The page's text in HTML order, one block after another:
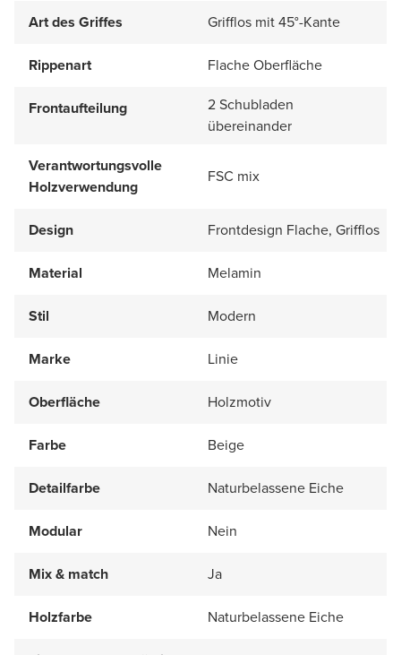
Art des Griffes Grifflos mit 45°-Kante
Rippenart Flache Oberfläche
Frontaufteilung
2 Schubladen
übereinander
Verantwortungsvolle
Holzverwendung
FSC mix
Design Frontdesign Flache, Grifflos
Material Melamin
Stil Modern
Marke Linie
Oberfläche Holzmotiv
Farbe Beige
Detailfarbe Naturbelassene Eiche
Modular Nein
Mix & match Ja
Holzfarbe Naturbelassene Eiche